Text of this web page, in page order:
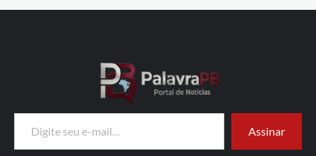
Digite seu e-mail…
Assinar